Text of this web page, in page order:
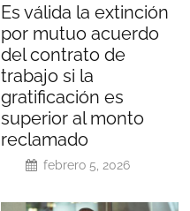
Es válida la extinción
por mutuo acuerdo
del contrato de
trabajo si la
gratificación es
superior al monto
reclamado
febrero 5, 2026